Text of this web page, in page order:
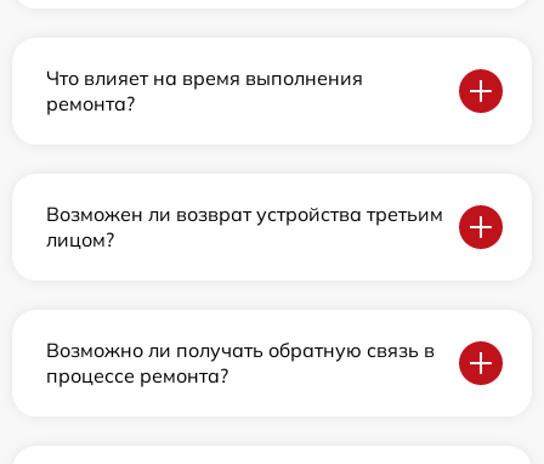
Что влияет на время выполнения
ремонта?
Возможен ли возврат устройства третьим
лицом?
Возможно ли получать обратную связь в
процессе ремонта?